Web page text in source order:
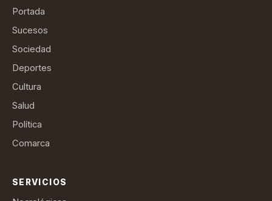
Portada
Sucesos
Sociedad
Deportes
Cultura
Salud
Política
Comarca
SERVICIOS